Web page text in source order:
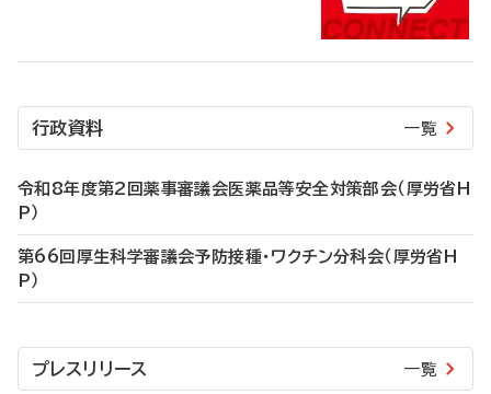
行政資料 一覧
令和8年度第2回薬事審議会医薬品等安全対策部会（厚労省H
P）
第66回厚生科学審議会予防接種・ワクチン分科会（厚労省H
P）
プレスリリース 一覧